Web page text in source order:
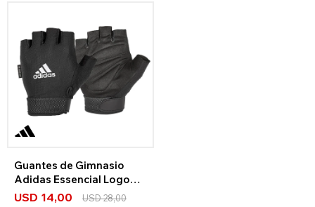
Guantes de Gimnasio
Adidas Essencial Logo
Blanco
USD 14,00 USD28,00